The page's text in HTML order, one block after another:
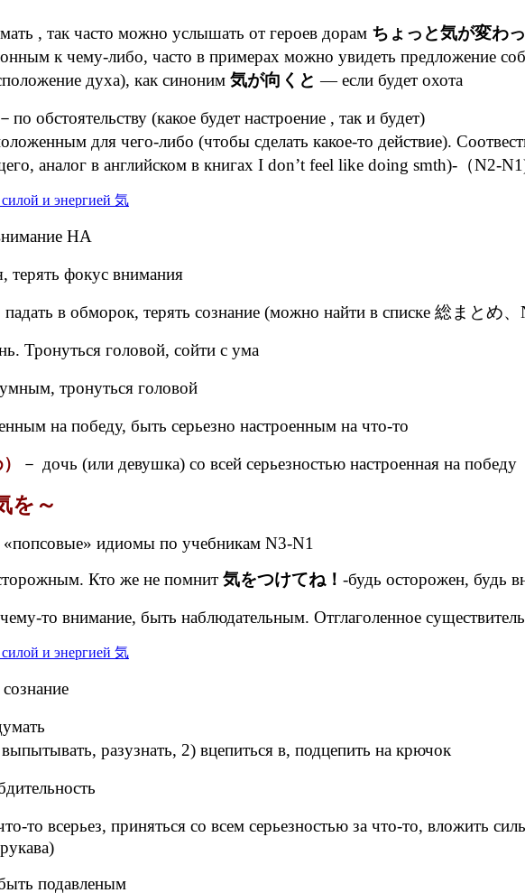
, так часто можно услышать от героев дорам ちょっと気が変わ
к чему-либо, часто в примерах можно увидеть предложение
духа), как синоним 気が向くと — если будет охота
－по обстоятельству (какое будет настроение , так и будет)
для чего-либо (чтобы сделать какое-то действие).
аналог в английском в книгах I don’t feel like doing smth)-（N2-
НА
терять фокус внимания
падать в обморок, терять сознание (можно найти в списке 総まとめ
Тронуться головой, сойти с ума
тронуться головой
на победу, быть серьезно настроенным на что-то
－ дочь (или девушка) со всей серьезностью настроенная на победу
を～
«попсовые» идиомы по учебникам N3-N1
Кто же не помнит 気をつけてね！ -будь осторожен, будь
чему-то внимание, быть наблюдательным. Отглаголенное
сознание
разузнать, 2) вцепиться в, подцепить на крючок
то всерьез, приняться со всем серьезностью за что-то, вложить
подавленым